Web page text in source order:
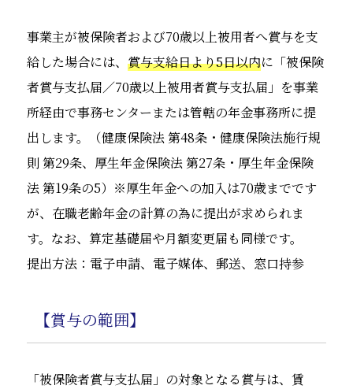
事業主が被保険者および70歳以上被用者へ賞与を支
給した場合には、賞与支給日より5日以内に「被保険
者賞与支払届／70歳以上被用者賞与支払届」を事業
所経由で事務センターまたは管轄の年金事務所に提
出します。（健康保険法 第48条・健康保険法施行規
則 第29条、厚生年金保険法 第27条・厚生年金保険
法 第19条の5）※厚生年金への加入は70歳までです
が、在職老齢年金の計算の為に提出が求められま
す。なお、算定基礎届や月額変更届も同様です。
提出方法：電子申請、電子媒体、郵送、窓口持参
【賞与の範囲】
「被保険者賞与支払届」の対象となる賞与は、賃